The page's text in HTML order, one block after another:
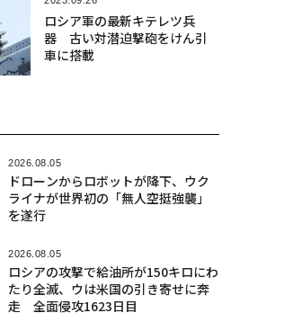
ロシア軍の最新キテレツ兵
器 古い対潜迫撃砲をけん引
車に搭載
2026.08.05
ドローンからロボットが降下、ウク
ライナが世界初の「無人空挺強襲」
を遂行
2026.08.05
ロシアの攻撃で給油所が150キロにわ
たり全滅、ウは米国の引き寄せに奔
走 全面侵攻1623日目